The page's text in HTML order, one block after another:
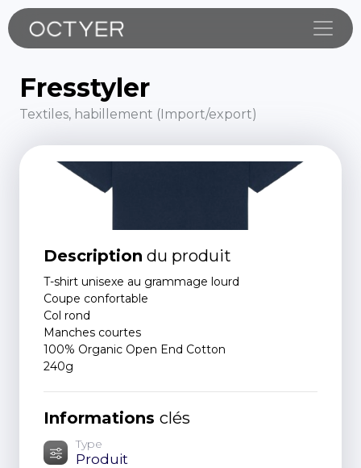
Fresstyler
Textiles, habillement (Import/export)
Description du produit
T-shirt unisexe au grammage lourd
Coupe confortable
Col rond
Manches courtes
100% Organic Open End Cotton
240g
Informations clés
Type
Produit